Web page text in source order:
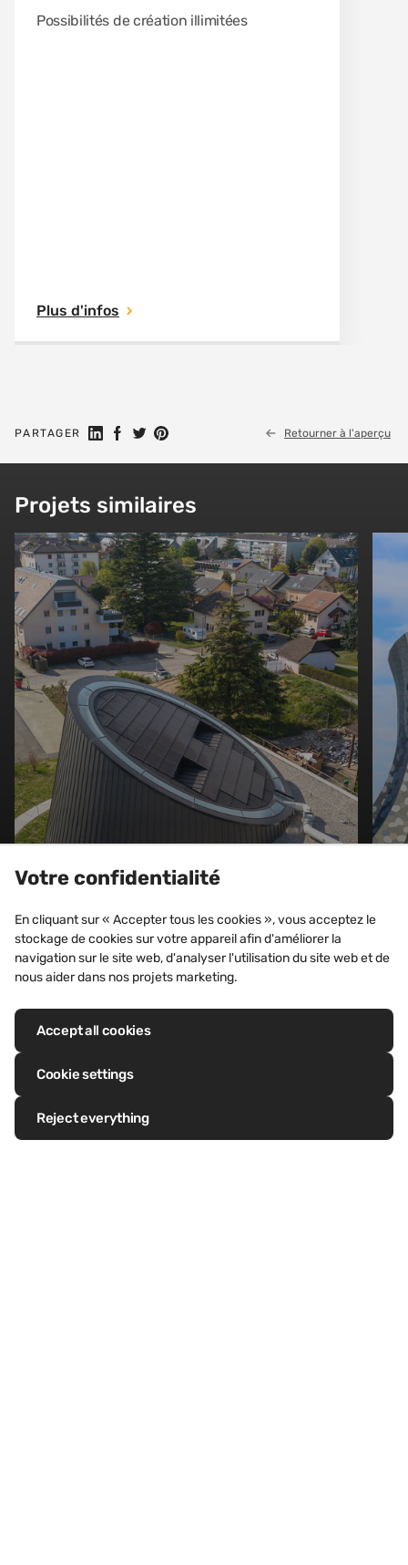
Possibilités de création illimitées
Plus d'infos
PARTAGER Partager sur LinkedIn
Partager sur Facebook
Share on Twitter
Partager sur PinterestRetourner à l'aperçu
Projets similaires
CULTURE
Église catholique, Gland
(Suisse)
Votre confidentialité
En cliquant sur « Accepter tous les cookies », vous acceptez le
stockage de cookies sur votre appareil afin d'améliorer la
navigation sur le site web, d'analyser l'utilisation du site web et de
nous aider dans nos projets marketing.
Accept all cookies
Cookie settings
Reject everything